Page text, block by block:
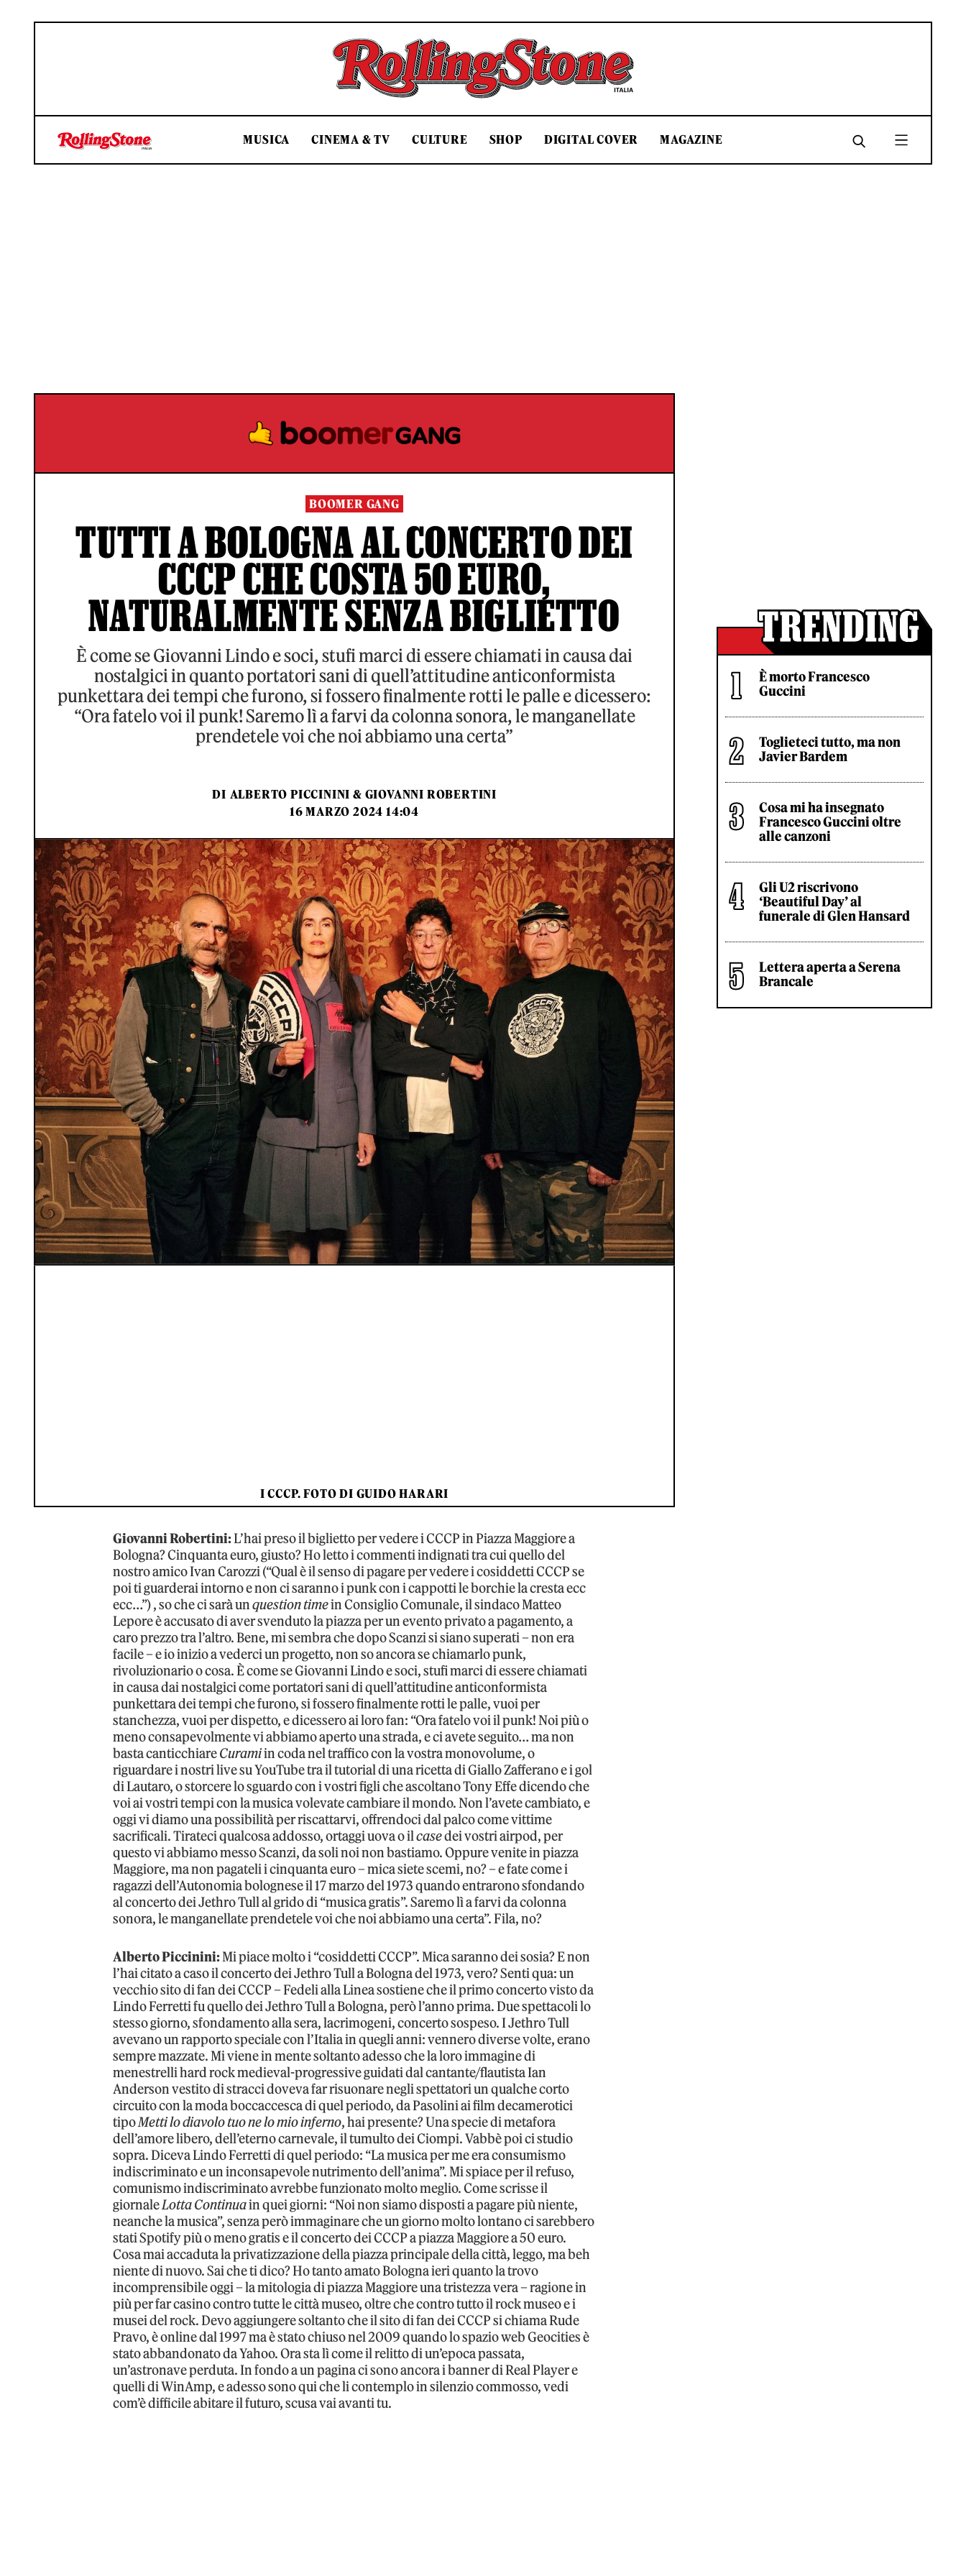
Rolling Stone Italia
MUSICA CINEMA & TV CULTURE SHOP DIGITAL COVER MAGAZINE
BOOMER GANG
TUTTI A BOLOGNA AL CONCERTO DEI
CCCP CHE COSTA 50 EURO,
NATURALMENTE SENZA BIGLIETTO
È come se Giovanni Lindo e soci, stufi marci di essere chiamati in causa dai
nostalgici in quanto portatori sani di quell’attitudine anticonformista
punkettara dei tempi che furono, si fossero finalmente rotti le palle e dicessero:
“Ora fatelo voi il punk! Saremo lì a farvi da colonna sonora, le manganellate
prendetele voi che noi abbiamo una certa”
DI ALBERTO PICCININI & GIOVANNI ROBERTINI
16 MARZO 2024 14:04
I CCCP. FOTO DI GUIDO HARARI
Giovanni Robertini:L’hai preso il biglietto per vedere i CCCP in Piazza Maggiore a
Bologna? Cinquanta euro, giusto? Ho letto i commenti indignati tra cui quello del
nostro amico Ivan Carozzi (“Qual è il senso di pagare per vedere i cosiddetti CCCP se
poi ti guarderai intorno e non ci saranno i punk con i cappotti le borchie la cresta ecc
ecc…”) , so che ci sarà unquestion timein Consiglio Comunale, il sindaco Matteo
Lepore è accusato di aver svenduto la piazza per un evento privato a pagamento, a
caro prezzo tra l’altro. Bene, mi sembra che dopo Scanzi si siano superati – non era
facile – e io inizio a vederci un progetto, non so ancora se chiamarlo punk,
rivoluzionario o cosa. È come se Giovanni Lindo e soci, stufi marci di essere chiamati
in causa dai nostalgici come portatori sani di quell’attitudine anticonformista
punkettara dei tempi che furono, si fossero finalmente rotti le palle, vuoi per
stanchezza, vuoi per dispetto, e dicessero ai loro fan: “Ora fatelo voi il punk! Noi più o
meno consapevolmente vi abbiamo aperto una strada, e ci avete seguito… ma non
basta canticchiareCuramiin coda nel traffico con la vostra monovolume, o
riguardare i nostri live su YouTube tra il tutorial di una ricetta di Giallo Zafferano e i gol
di Lautaro, o storcere lo sguardo con i vostri figli che ascoltano Tony Effe dicendo che
voi ai vostri tempi con la musica volevate cambiare il mondo. Non l’avete cambiato, e
oggi vi diamo una possibilità per riscattarvi, offrendoci dal palco come vittime
sacrificali. Tirateci qualcosa addosso, ortaggi uova o ilcasedei vostri airpod, per
questo vi abbiamo messo Scanzi, da soli noi non bastiamo. Oppure venite in piazza
Maggiore, ma non pagateli i cinquanta euro – mica siete scemi, no? – e fate come i
ragazzi dell’Autonomia bolognese il 17 marzo del 1973 quando entrarono sfondando
al concerto dei Jethro Tull al grido di “musica gratis”. Saremo lì a farvi da colonna
sonora, le manganellate prendetele voi che noi abbiamo una certa”. Fila, no?
Alberto Piccinini:Mi piace molto i “cosiddetti CCCP”. Mica saranno dei sosia? E non
l’hai citato a caso il concerto dei Jethro Tull a Bologna del 1973, vero? Senti qua: un
vecchio sito di fan dei CCCP – Fedeli alla Linea sostiene che il primo concerto visto da
Lindo Ferretti fu quello dei Jethro Tull a Bologna, però l’anno prima. Due spettacoli lo
stesso giorno, sfondamento alla sera, lacrimogeni, concerto sospeso. I Jethro Tull
avevano un rapporto speciale con l’Italia in quegli anni: vennero diverse volte, erano
sempre mazzate. Mi viene in mente soltanto adesso che la loro immagine di
menestrelli hard rock medieval-progressive guidati dal cantante/flautista Ian
Anderson vestito di stracci doveva far risuonare negli spettatori un qualche corto
circuito con la moda boccaccesca di quel periodo, da Pasolini ai film decamerotici
tipoMetti lo diavolo tuo ne lo mio inferno, hai presente? Una specie di metafora
dell’amore libero, dell’eterno carnevale, il tumulto dei Ciompi. Vabbè poi ci studio
sopra. Diceva Lindo Ferretti di quel periodo: “La musica per me era consumismo
indiscriminato e un inconsapevole nutrimento dell’anima”. Mi spiace per il refuso,
comunismo indiscriminato avrebbe funzionato molto meglio. Come scrisse il
giornaleLotta Continuain quei giorni: “Noi non siamo disposti a pagare più niente,
neanche la musica”, senza però immaginare che un giorno molto lontano ci sarebbero
stati Spotify più o meno gratis e il concerto dei CCCP a piazza Maggiore a 50 euro.
Cosa mai accaduta la privatizzazione della piazza principale della città, leggo, ma beh
niente di nuovo. Sai che ti dico? Ho tanto amato Bologna ieri quanto la trovo
incomprensibile oggi – la mitologia di piazza Maggiore una tristezza vera – ragione in
più per far casino contro tutte le città museo, oltre che contro tutto il rock museo e i
musei del rock. Devo aggiungere soltanto che il sito di fan dei CCCP si chiama Rude
Pravo, è online dal 1997 ma è stato chiuso nel 2009 quando lo spazio web Geocities è
stato abbandonato da Yahoo. Ora sta lì come il relitto di un’epoca passata,
un’astronave perduta. In fondo a un pagina ci sono ancora i banner di Real Player e
quelli di WinAmp, e adesso sono qui che li contemplo in silenzio commosso, vedi
com’è difficile abitare il futuro, scusa vai avanti tu.
È morto Francesco
Guccini
Toglieteci tutto, ma non
Javier Bardem
Cosa mi ha insegnato
Francesco Guccini oltre
alle canzoni
Gli U2 riscrivono
‘Beautiful Day’ al
funerale di Glen Hansard
Lettera aperta a Serena
Brancale